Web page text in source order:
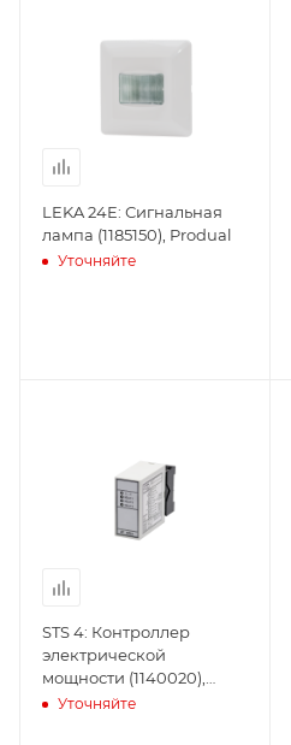
LEKA 24E: Сигнальная
лампа (1185150), Produal
Уточняйте
STS 4: Контроллер
электрической
мощности (1140020),
Produal
Уточняйте